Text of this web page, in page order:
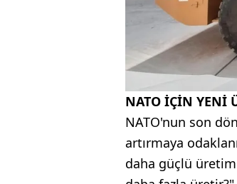
NATO İÇİN YENİ
NATO'nun son
artırmaya
daha güçlü üretim